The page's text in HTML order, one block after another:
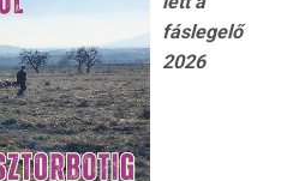
fáslegelő
2026